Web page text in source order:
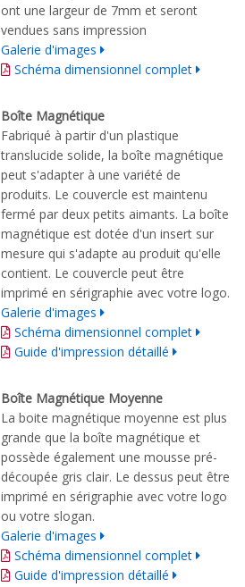
ont une largeur de 7mm et seront
vendues sans impression
Galerie d'images
Schéma dimensionnel complet
Boîte Magnétique
Fabriqué à partir d'un plastique
translucide solide, la boîte magnétique
peut s'adapter à une variété de
produits. Le couvercle est maintenu
fermé par deux petits aimants. La boîte
magnétique est dotée d'un insert sur
mesure qui s'adapte au produit qu'elle
contient. Le couvercle peut être
imprimé en sérigraphie avec votre logo.
Galerie d'images
Schéma dimensionnel complet
Guide d'impression détaillé
Boîte Magnétique Moyenne
La boite magnétique moyenne est plus
grande que la boîte magnétique et
possède également une mousse pré-
découpée gris clair. Le dessus peut être
imprimé en sérigraphie avec votre logo
ou votre slogan.
Galerie d'images
Schéma dimensionnel complet
Guide d'impression détaillé